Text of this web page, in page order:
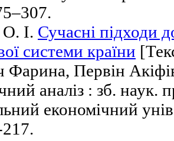
І. Сучасні підходи
системи країни
Фарина, Первін
аналіз : зб. наук.
економічний